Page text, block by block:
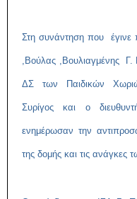
Στη συνάντηση που
,Βούλας ,Βουλιαγμένης
ΔΣ των Παιδικών
Συρίγος και ο
ενημέρωσαν την
της δομής και τις ανάγκες